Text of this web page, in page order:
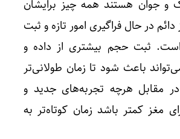
و جوان هستند همه چیز برایشان
دائم در حال فراگیری امور تازه و ثبت
ثبت حجم بیشتری از داده و
باعث شود تا زمان طولانی‌تر
مقابل هرچه تجربه‌های جدید و
مغز کمتر باشد زمان کوتاه‌تر به